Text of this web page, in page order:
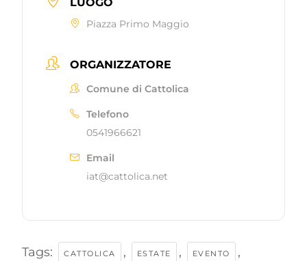
LUOGO
Piazza Primo Maggio
ORGANIZZATORE
Comune di Cattolica
Telefono
0541966621
Email
iat@cattolica.net
Tags: CATTOLICA , ESTATE , EVENTO ,